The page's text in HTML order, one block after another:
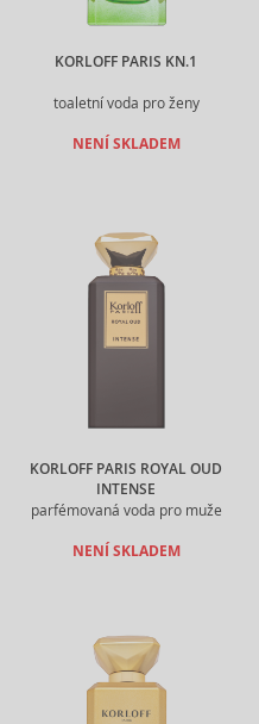
KORLOFF PARIS KN.1
toaletní voda pro ženy
NENÍ SKLADEM
KORLOFF PARIS ROYAL OUD
INTENSE
parfémovaná voda pro muže
NENÍ SKLADEM